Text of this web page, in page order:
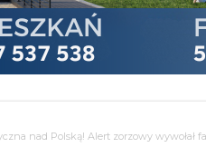
nad Polską! Alert zorzowy wywołał